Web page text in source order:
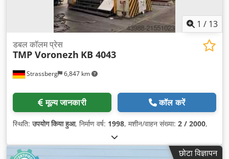
1 / 13
Strassberg 6,847 km
डबल कॉलम प्रेस
TMP Voronezh KB 4043
मूल्य जानकारी कॉल करें
स्थिति:उपयोग किया हुआ, निर्माण वर्ष: 1998, मशीन/वाहन संख्या: 2 / 2000,
छोटा विज्ञापन